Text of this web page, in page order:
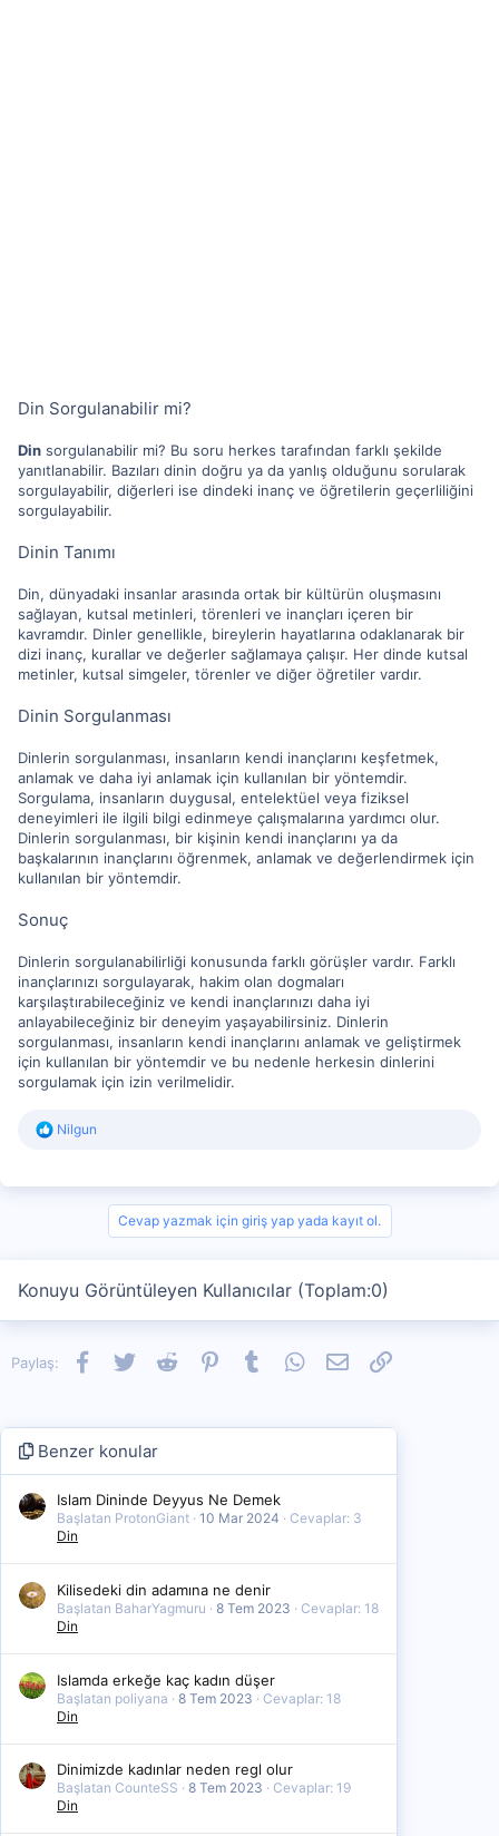
Din Sorgulanabilir mi?
Din sorgulanabilir mi? Bu soru herkes tarafından farklı şekilde
yanıtlanabilir. Bazıları dinin doğru ya da yanlış olduğunu sorularak
sorgulayabilir, diğerleri ise dindeki inanç ve öğretilerin geçerliliğini
sorgulayabilir.
Dinin Tanımı
Din, dünyadaki insanlar arasında ortak bir kültürün oluşmasını
sağlayan, kutsal metinleri, törenleri ve inançları içeren bir
kavramdır. Dinler genellikle, bireylerin hayatlarına odaklanarak bir
dizi inanç, kurallar ve değerler sağlamaya çalışır. Her dinde kutsal
metinler, kutsal simgeler, törenler ve diğer öğretiler vardır.
Dinin Sorgulanması
Dinlerin sorgulanması, insanların kendi inançlarını keşfetmek,
anlamak ve daha iyi anlamak için kullanılan bir yöntemdir.
Sorgulama, insanların duygusal, entelektüel veya fiziksel
deneyimleri ile ilgili bilgi edinmeye çalışmalarına yardımcı olur.
Dinlerin sorgulanması, bir kişinin kendi inançlarını ya da
başkalarının inançlarını öğrenmek, anlamak ve değerlendirmek için
kullanılan bir yöntemdir.
Sonuç
Dinlerin sorgulanabilirliği konusunda farklı görüşler vardır. Farklı
inançlarınızı sorgulayarak, hakim olan dogmaları
karşılaştırabileceğiniz ve kendi inançlarınızı daha iyi
anlayabileceğiniz bir deneyim yaşayabilirsiniz. Dinlerin
sorgulanması, insanların kendi inançlarını anlamak ve geliştirmek
için kullanılan bir yöntemdir ve bu nedenle herkesin dinlerini
sorgulamak için izin verilmelidir.
R
:
Nilgun
Cevap yazmak için giriş yap yada kayıt ol.
Konuyu Görüntüleyen Kullanıcılar (Toplam:0)
Paylaş: Facebook
TwitterReddit PinterestTumblrWhatsApp
E-postaLink
Benzer konular
Islam Dininde Deyyus Ne Demek
Başlatan ProtonGiant 10 Mar 2024
Cevaplar: 3
Din
Kilisedeki din adamına ne denir
Başlatan BaharYagmuru 8 Tem 2023
Cevaplar: 18
Din
Islamda erkeğe kaç kadın düşer
Başlatan poliyana 8 Tem 2023
Cevaplar: 18
Din
Dinimizde kadınlar neden regl olur
Başlatan CounteSS 8 Tem 2023
Cevaplar: 19
Din